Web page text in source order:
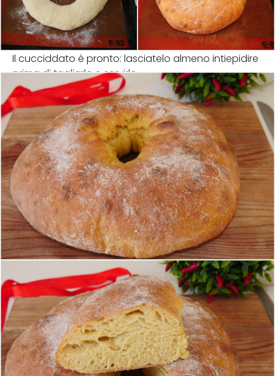
Il cucciddato è pronto: lasciatelo almeno intiepidire
prima di tagliarlo e servirlo.